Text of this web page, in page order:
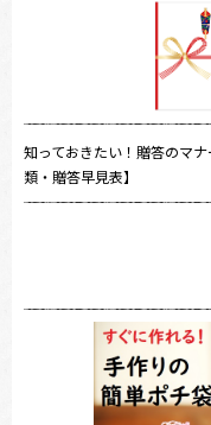
知っておきたい！贈答のマ
類・贈答早見表】